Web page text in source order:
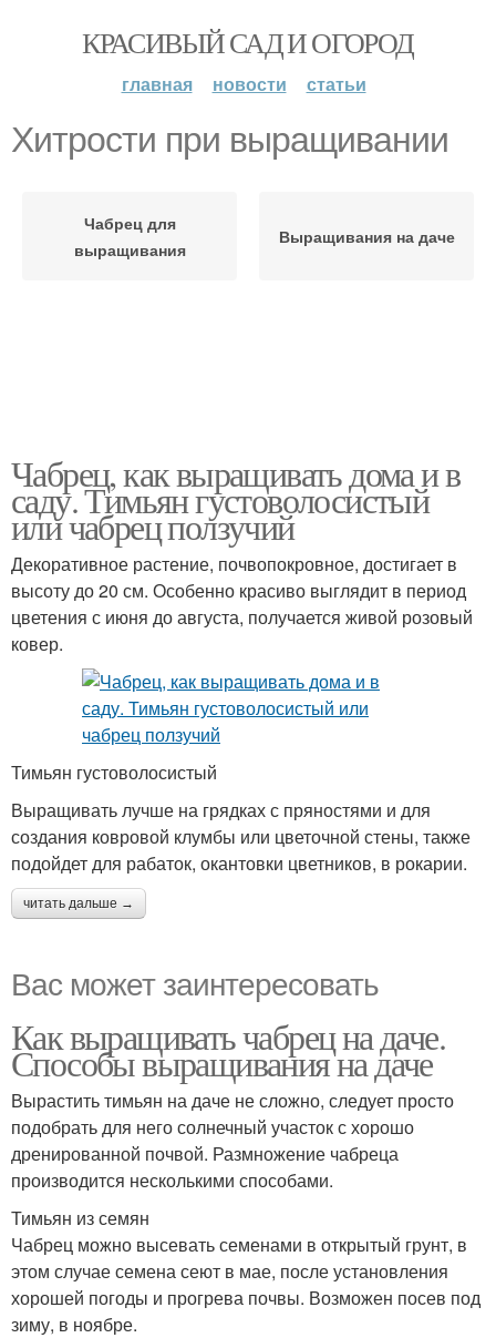
КРАСИВЫЙ САД И ОГОРОД
главная новости статьи
Хитрости при выращивании
Чабрец для
выращивания
Выращивания на даче
Чабрец, как выращивать дома и в
саду. Тимьян густоволосистый
или чабрец ползучий
Декоративное растение, почвопокровное, достигает в
высоту до 20 см. Особенно красиво выглядит в период
цветения с июня до августа, получается живой розовый
ковер.
Тимьян густоволосистый
Выращивать лучше на грядках с пряностями и для
создания ковровой клумбы или цветочной стены, также
подойдет для рабаток, окантовки цветников, в рокарии.
читать дальше →
Вас может заинтересовать
Как выращивать чабрец на даче.
Способы выращивания на даче
Вырастить тимьян на даче не сложно, следует просто
подобрать для него солнечный участок с хорошо
дренированной почвой. Размножение чабреца
производится несколькими способами.
Тимьян из семян
Чабрец можно высевать семенами в открытый грунт, в
этом случае семена сеют в мае, после установления
хорошей погоды и прогрева почвы. Возможен посев под
зиму, в ноябре.